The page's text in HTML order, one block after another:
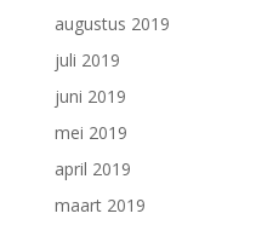
augustus 2019
juli 2019
juni 2019
mei 2019
april 2019
maart 2019